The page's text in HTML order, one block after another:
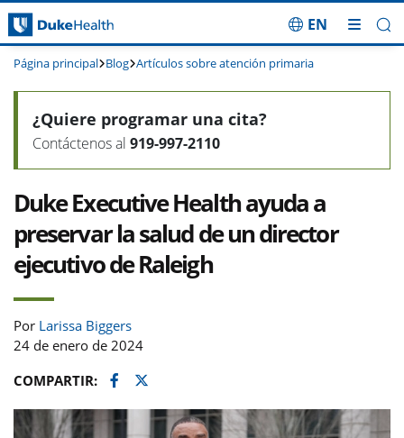
Saltar navegación
EN
Página principal Blog Artículos sobre atención primaria
Duke Executive Health ayuda a
preservar la salud de un director
ejecutivo de Raleigh
Por Larissa Biggers
24 de enero de 2024
COMPARTIR:
Facebook
Twitter
¿Quiere programar una cita?
Contáctenos al 919-997-2110